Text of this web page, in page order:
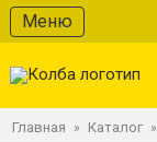
Меню
Главная » Каталог »